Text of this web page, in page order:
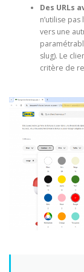
Des URLs
n’utilise
vers une
slug). Le
critère de